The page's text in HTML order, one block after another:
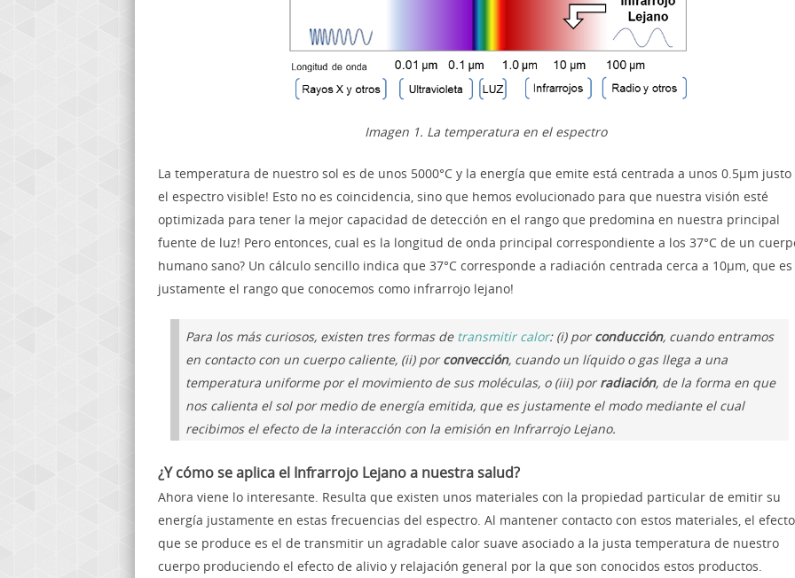
Imagen 1. La temperatura en el espectro
La temperatura de nuestro sol es de unos 5000°C y la energía que emite está centrada a unos 0.5µm justo
el espectro visible! Esto no es coincidencia, sino que hemos evolucionado para que nuestra visión esté
optimizada para tener la mejor capacidad de detección en el rango que predomina en nuestra principal
fuente de luz! Pero entonces, cual es la longitud de onda principal correspondiente a los 37°C de un
humano sano? Un cálculo sencillo indica que 37°C corresponde a radiación centrada cerca a 10µm, que es
justamente el rango que conocemos como infrarrojo lejano!
Para los más curiosos, existen tres formas de transmitir calor: (i) porconducción, cuando entramos
en contacto con un cuerpo caliente, (ii) porconvección, cuando un líquido o gas llega a una
temperatura uniforme por el movimiento de sus moléculas, o (iii) porradiación, de la forma en que
nos calienta el sol por medio de energía emitida, que es justamente el modo mediante el cual
recibimos el efecto de la interacción con la emisión en Infrarrojo Lejano.
¿Y cómo se aplica el Infrarrojo Lejano a nuestra salud?
Ahora viene lo interesante. Resulta que existen unos materiales con la propiedad particular de emitir su
energía justamente en estas frecuencias del espectro. Al mantener contacto con estos materiales, el efecto
que se produce es el de transmitir un agradable calor suave asociado a la justa temperatura de nuestro
cuerpo produciendo el efecto de alivio y relajación general por la que son conocidos estos productos.